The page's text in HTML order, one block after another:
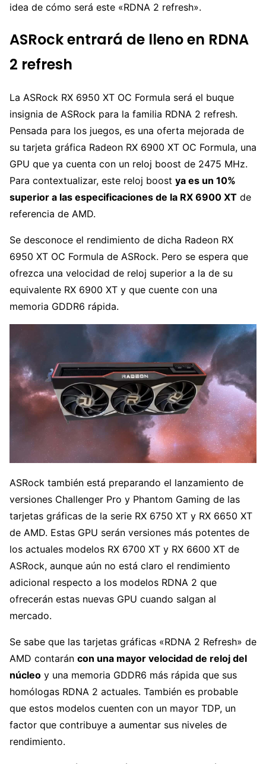
idea de cómo será este «RDNA 2 refresh».
ASRock entrará de lleno en RDNA
2 refresh
La ASRock RX 6950 XT OC Formula será el buque
insignia de ASRock para la familia RDNA 2 refresh.
Pensada para los juegos, es una oferta mejorada de
su tarjeta gráfica Radeon RX 6900 XT OC Formula, una
GPU que ya cuenta con un reloj boost de 2475 MHz.
Para contextualizar, este reloj boost ya es un 10%
superior a las especificaciones de la RX 6900 XT de
referencia de AMD.
Se desconoce el rendimiento de dicha Radeon RX
6950 XT OC Formula de ASRock. Pero se espera que
ofrezca una velocidad de reloj superior a la de su
equivalente RX 6900 XT y que cuente con una
memoria GDDR6 rápida.
ASRock también está preparando el lanzamiento de
versiones Challenger Pro y Phantom Gaming de las
tarjetas gráficas de la serie RX 6750 XT y RX 6650 XT
de AMD. Estas GPU serán versiones más potentes de
los actuales modelos RX 6700 XT y RX 6600 XT de
ASRock, aunque aún no está claro el rendimiento
adicional respecto a los modelos RDNA 2 que
ofrecerán estas nuevas GPU cuando salgan al
mercado.
Se sabe que las tarjetas gráficas «RDNA 2 Refresh» de
AMD contarán con una mayor velocidad de reloj del
núcleo y una memoria GDDR6 más rápida que sus
homólogas RDNA 2 actuales. También es probable
que estos modelos cuenten con un mayor TDP, un
factor que contribuye a aumentar sus niveles de
rendimiento.